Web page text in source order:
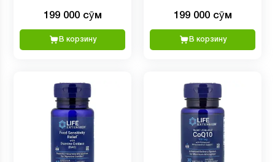
199 000 сӯм
В корзину
199 000 сӯм
В корзину